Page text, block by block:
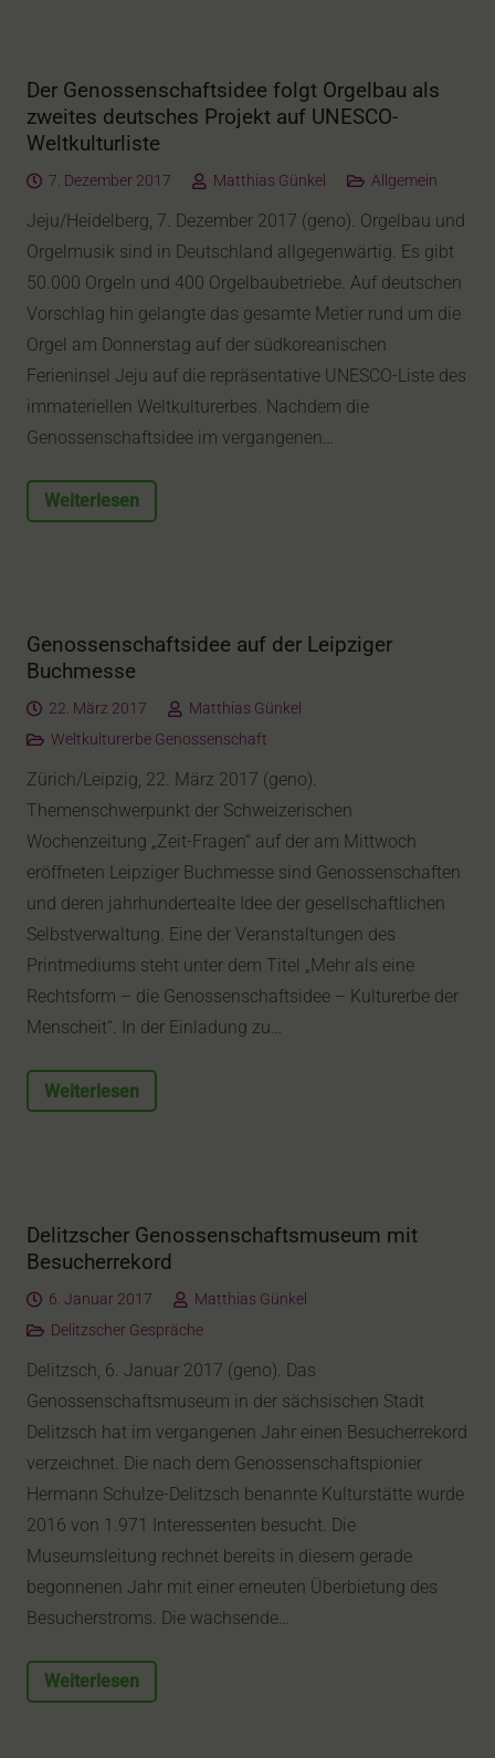
Der Genossenschaftsidee folgt Orgelbau als
zweites deutsches Projekt auf UNESCO-
Weltkulturliste
7. Dezember 2017 Matthias Günkel Allgemein
Jeju/Heidelberg, 7. Dezember 2017 (geno). Orgelbau und
Orgelmusik sind in Deutschland allgegenwärtig. Es gibt
50.000 Orgeln und 400 Orgelbaubetriebe. Auf deutschen
Vorschlag hin gelangte das gesamte Metier rund um die
Orgel am Donnerstag auf der südkoreanischen
Ferieninsel Jeju auf die repräsentative UNESCO-Liste des
immateriellen Weltkulturerbes. Nachdem die
Genossenschaftsidee im vergangenen…
Weiterlesen
Genossenschaftsidee auf der Leipziger
Buchmesse
22. März 2017
Matthias Günkel
Weltkulturerbe Genossenschaft
Zürich/Leipzig, 22. März 2017 (geno).
Themenschwerpunkt der Schweizerischen
Wochenzeitung „Zeit-Fragen“ auf der am Mittwoch
eröffneten Leipziger Buchmesse sind Genossenschaften
und deren jahrhundertealte Idee der gesellschaftlichen
Selbstverwaltung. Eine der Veranstaltungen des
Printmediums steht unter dem Titel „Mehr als eine
Rechtsform – die Genossenschaftsidee – Kulturerbe der
Menscheit“. In der Einladung zu…
Weiterlesen
Delitzscher Genossenschaftsmuseum mit
Besucherrekord
6. Januar 2017
Matthias Günkel
Delitzscher Gespräche
Delitzsch, 6. Januar 2017 (geno). Das
Genossenschaftsmuseum in der sächsischen Stadt
Delitzsch hat im vergangenen Jahr einen Besucherrekord
verzeichnet. Die nach dem Genossenschaftspionier
Hermann Schulze-Delitzsch benannte Kulturstätte wurde
2016 von 1.971 Interessenten besucht. Die
Museumsleitung rechnet bereits in diesem gerade
begonnenen Jahr mit einer erneuten Überbietung des
Besucherstroms. Die wachsende…
Weiterlesen